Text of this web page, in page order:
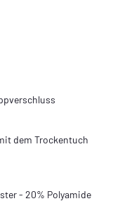
dem Trockentuch
- 20% Polyamide